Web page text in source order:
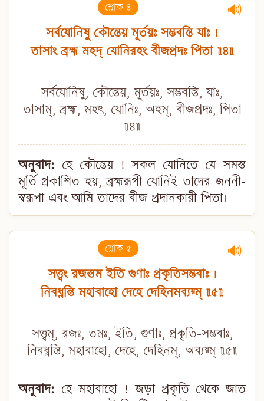
শ্লোক ৪ 🔊
সর্বযোনিষু কৌন্তেয় মূর্তয়ঃ সম্ভবন্তি যাঃ ।
তাসাং ব্রহ্ম মহদ্ যোনিরহং বীজপ্রদঃ পিতা ॥৪॥
সর্বযোনিষু, কৌন্তেয়, মূর্তয়ঃ, সম্ভবন্তি, যাঃ,
তাসাম্, ব্রহ্ম, মহৎ, যোনিঃ, অহম্, বীজপ্রদঃ, পিতা
॥৪॥
অনুবাদ: হে কৌন্তেয় ! সকল যোনিতে যে সমস্ত
মূর্তি প্রকাশিত হয়, ব্রহ্মরূপী যোনিই তাদের জননী-
স্বরূপা এবং আমি তাদের বীজ প্রদানকারী পিতা।
শ্লোক ৫ 🔊
সত্ত্বং রজস্তম ইতি গুণাঃ প্রকৃতিসম্ভবাঃ ।
নিবধ্নন্তি মহাবাহো দেহে দেহিনমব্যয়্ম্ ॥৫॥
সত্ত্বম্, রজঃ, তমঃ, ইতি, গুণাঃ, প্রকৃতি-সম্ভবাঃ,
নিবধ্নন্তি, মহাবাহো, দেহে, দেহিনম্, অব্যয়্ম্ ॥৫॥
অনুবাদ: হে মহাবাহো ! জড়া প্রকৃতি থেকে জাত